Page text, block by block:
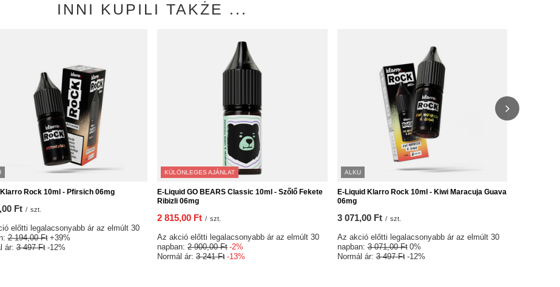
INNI KUPILI TAKŻE ...
Rock 10ml - Pfirsich 06mg
Ft / szt.
előtti legalacsonyabb ár az elmúlt 30
2 194,00 Ft +39%
ár:3 497 Ft -12%
KÜLÖNLEGES AJÁNLAT
E-Liquid GO BEARS Classic 10ml - Szőlő Fekete
Ribizli 06mg
2 815,00 Ft / szt.
Az akció előtti legalacsonyabb ár az elmúlt 30
napban: 2 900,00 Ft -2%
Normál ár: 3 241 Ft -13%
ALKU
E-Liquid Klarro Rock 10ml - Kiwi Maracuja Guava
06mg
3 071,00 Ft / szt.
Az akció előtti legalacsonyabb ár az elmúlt 30
napban:3 071,00 Ft 0%
Normál ár:3 497 Ft -12%